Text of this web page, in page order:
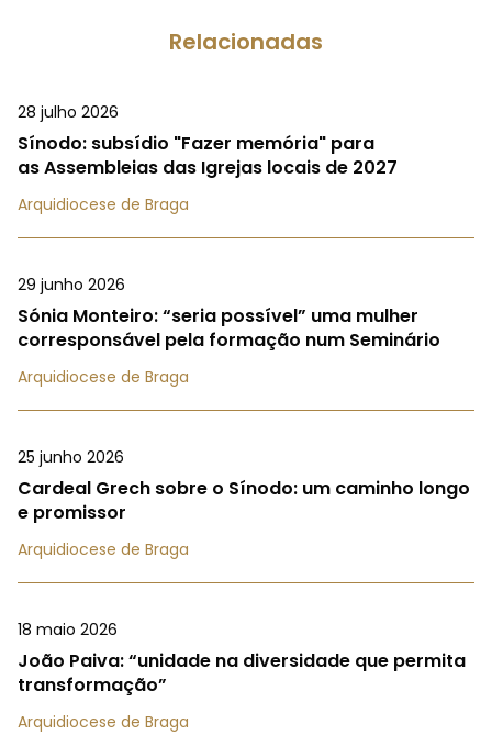
Relacionadas
28 julho 2026
Sínodo: subsídio "Fazer memória" para
as Assembleias das Igrejas locais de 2027
Arquidiocese de Braga
29 junho 2026
Sónia Monteiro: “seria possível” uma mulher
corresponsável pela formação num Seminário
Arquidiocese de Braga
25 junho 2026
Cardeal Grech sobre o Sínodo: um caminho longo
e promissor
Arquidiocese de Braga
18 maio 2026
João Paiva: “unidade na diversidade que permita
transformação”
Arquidiocese de Braga